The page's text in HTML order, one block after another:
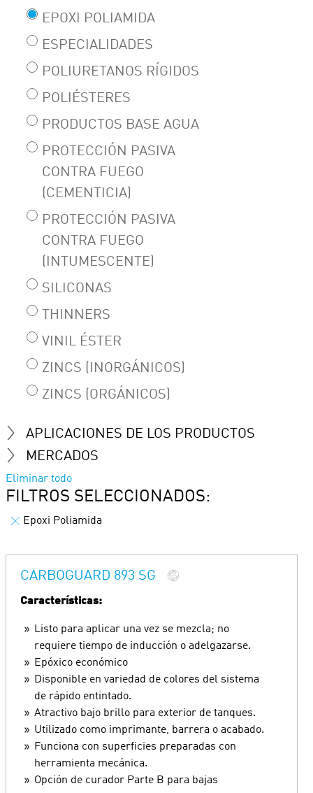
EPOXI POLIAMIDA
ESPECIALIDADES
POLIURETANOS RÍGIDOS
POLIÉSTERES
PRODUCTOS BASE AGUA
PROTECCIÓN PASIVA
CONTRA FUEGO
(CEMENTICIA)
PROTECCIÓN PASIVA
CONTRA FUEGO
(INTUMESCENTE)
SILICONAS
THINNERS
VINIL ÉSTER
ZINCS (INORGÁNICOS)
ZINCS (ORGÁNICOS)
APLICACIONES DE LOS PRODUCTOS
MERCADOS
Eliminar todo
FILTROS SELECCIONADOS:
Epoxi Poliamida
CARBOGUARD 893 SG
Características:
Listo para aplicar una vez se mezcla; no
requiere tiempo de inducción o adelgazarse.
Epóxico económico
Disponible en variedad de colores del sistema
de rápido entintado.
Atractivo bajo brillo para exterior de tanques.
Utilizado como imprimante, barrera o acabado.
Funciona con superficies preparadas con
herramienta mecánica.
Opción de curador Parte B para bajas